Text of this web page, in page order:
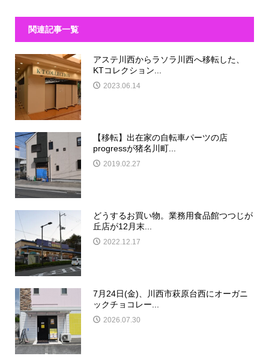
関連記事一覧
アステ川西からラソラ川西へ移転した、
KTコレクション...
2023.06.14
【移転】出在家の自転車パーツの店
progressが猪名川町...
2019.02.27
どうするお買い物。業務用食品館つつじが
丘店が12月末...
2022.12.17
7月24日(金)、川西市萩原台西にオーガニ
ックチョコレー...
2026.07.30